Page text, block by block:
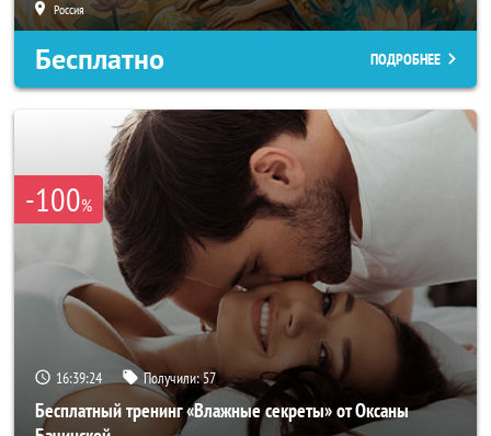
Россия
Бесплатно ПОДРОБНЕЕ
-100%
16:39:21 Получили:57
Бесплатный тренинг «Влажные секреты» от Оксаны